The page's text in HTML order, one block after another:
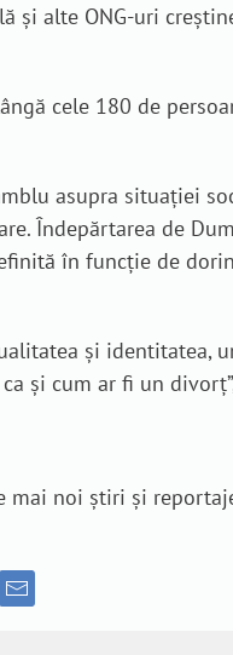
alte ONG-uri
cele 180 de
asupra situației
Îndepărtarea de
în funcție de
și identitatea,
și cum ar fi un
mai noi știri și